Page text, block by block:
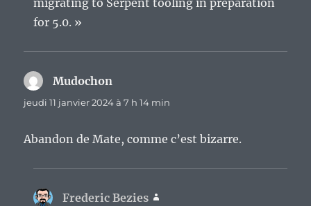
migrating to Serpent tooling in preparation
for 5.0. »
Mudochon
jeudi 11 janvier 2024 à 7 h 14 min
Abandon de Mate, comme c’est bizarre.
Frederic Bezies